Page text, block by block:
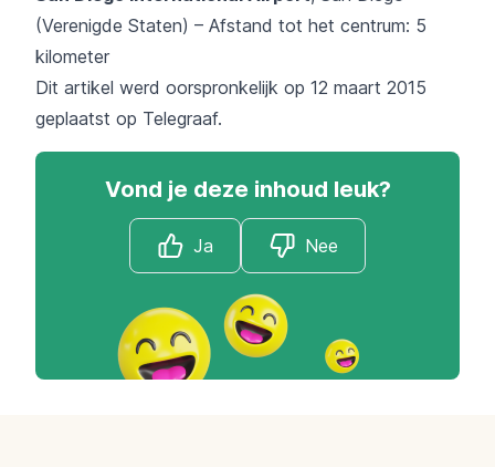
(Verenigde Staten) – Afstand tot het centrum: 5
kilometer
Dit artikel werd oorspronkelijk op 12 maart 2015
geplaatst op Telegraaf.
Vond je deze inhoud leuk?
Ja Nee